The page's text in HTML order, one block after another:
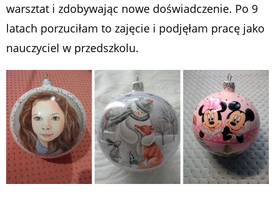
warsztat i zdobywając nowe doświadczenie. Po 9
latach porzuciłam to zajęcie i podjęłam pracę jako
nauczyciel w przedszkolu.